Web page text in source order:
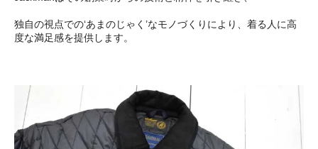
独自の視点での‘あまのじゃく’なモノづくりにより、着る人に高
度な満足感を提供します。